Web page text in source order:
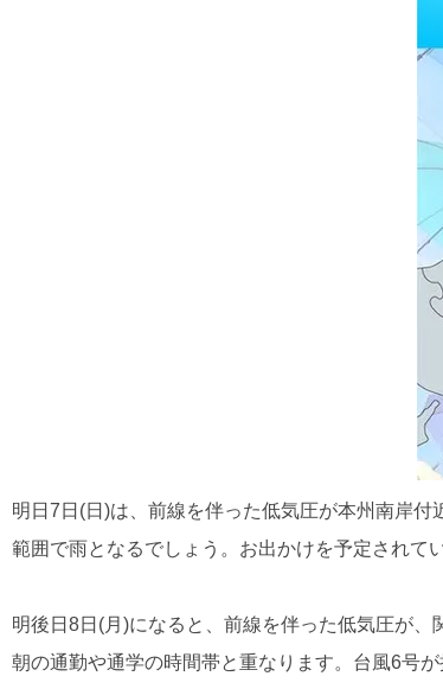
明日7日(日)は、前線を伴った低気圧が本州南岸
範囲で雨となるでしょう。お出かけを予定されて
明後日8日(月)になると、前線を伴った低気圧が
朝の通勤や通学の時間帯と重なります。台風6号